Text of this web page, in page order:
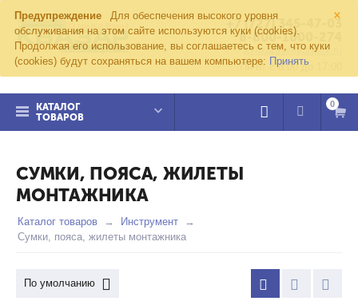
×
Предупреждение
Для обеспечения высокого уровня
обслуживания на этом сайте используются куки (cookies).
Продолжая его использование, вы соглашаетесь с тем, что куки
(cookies) будут сохраняться на вашем компьютере: Принять
+7 (727) 345-47-03
8-800-1000-274
kvazar91@yandex.ru
Пн-пт с 8:00 до 17:00
КАТАЛОГ
ТОВАРОВ
0
СУМКИ, ПОЯСА, ЖИЛЕТЫ
МОНТАЖНИКА
Каталог товаров
Инструмент
Сумки, пояса, жилеты монтажника
По умолчанию